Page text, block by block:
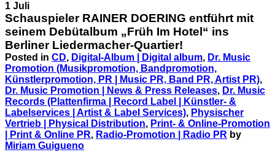
1 Juli
Schauspieler RAINER DOERING entführt mit
seinem Debütalbum „Früh Im Hotel“ ins
Berliner Liedermacher-Quartier!
Posted in CD, Digital-Album | Digital album, Dr. Music
Promotion (Musikpromotion, Bandpromotion,
Künstlerpromotion, PR | Music PR, Band PR, Artist PR),
Dr. Music Promotion | News & Press Releases, Dr. Music
Records (Plattenfirma | Record Label | Künstler- &
Labelservices | Artist & Label Services), Physischer
Vertrieb | Physical Distribution, Print- & Online-Promotion
| Print & Online PR, Radio-Promotion | Radio PR by
Miriam Guigueno